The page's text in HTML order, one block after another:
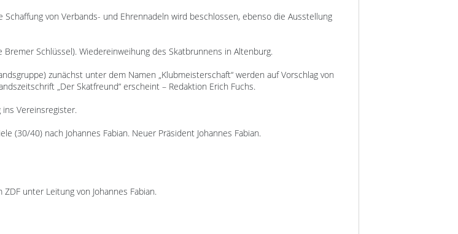
Schaffung von Verbands- und Ehrennadeln wird beschlossen, ebenso die Ausstellung
Schlüssel). Wiedereinweihung des Skatbrunnens in Altenburg.
zunächst unter dem Namen „Klubmeisterschaft“ werden auf Vorschlag von
„Der Skatfreund“ erscheint – Redaktion Erich Fuchs.
ins Vereinsregister.
(30/40) nach Johannes Fabian. Neuer Präsident Johannes Fabian.
unter Leitung von Johannes Fabian.